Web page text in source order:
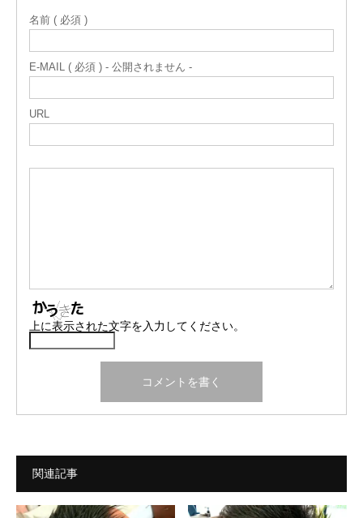
名前 ( 必須 )
E-MAIL ( 必須 ) - 公開されません -
URL
上に表示された文字を入力してください。
関連記事